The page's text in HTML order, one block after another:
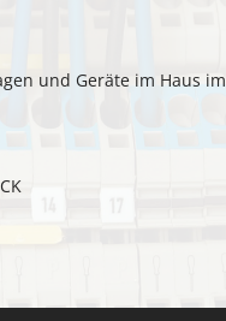
und Geräte im Haus im